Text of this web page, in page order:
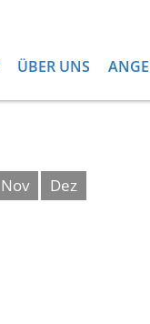
ÜBER UNS
Nov Dez